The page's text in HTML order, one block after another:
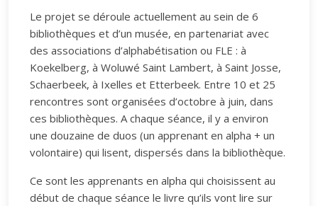
Le projet se déroule actuellement au sein de 6
bibliothèques et d’un musée, en partenariat avec
des associations d’alphabétisation ou FLE : à
Koekelberg, à Woluwé Saint Lambert, à Saint Josse,
Schaerbeek, à Ixelles et Etterbeek. Entre 10 et 25
rencontres sont organisées d’octobre à juin, dans
ces bibliothèques. A chaque séance, il y a environ
une douzaine de duos (un apprenant en alpha + un
volontaire) qui lisent, dispersés dans la bibliothèque.
Ce sont les apprenants en alpha qui choisissent au
début de chaque séance le livre qu’ils vont lire sur